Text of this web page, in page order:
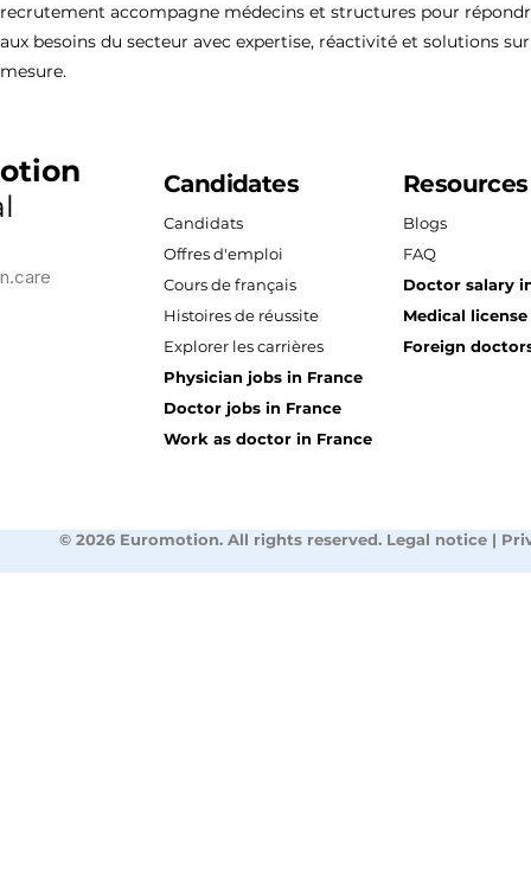
recrutement accompagne médecins et structures pour
aux besoins du secteur avec expertise, réactivité et solutions sur
mesure.
Candidates
Candidats
Offres d'emploi
Cours de français
Histoires de réussite
Explorer les carrières
Physician jobs in France
Doctor jobs in France
Work as doctor in France
Resources
Blogs
FAQ
Doctor salary
Medical
Foreign
© 2026 Euromotion. All rights reserved. Legal notice |